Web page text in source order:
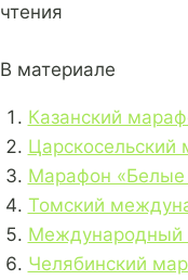
чтения
В материале
Казанский
Царскосельский
Марафон «Белые
Томский
Международный
Челябинский